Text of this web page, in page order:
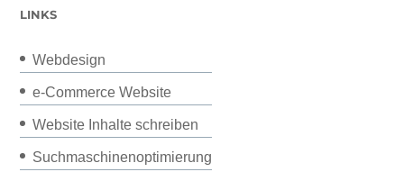
LINKS
Webdesign
e-Commerce Website
Website Inhalte schreiben
Suchmaschinenoptimierung